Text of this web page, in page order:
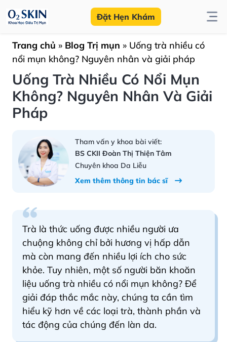
Đặt Hẹn Khám
Trang chủ » Blog Trị mụn » Uống trà nhiều có
nổi mụn không? Nguyên nhân và giải pháp
Uống Trà Nhiều Có Nổi Mụn
Không? Nguyên Nhân Và Giải
Pháp
Tham vấn y khoa bài viết:
BS CKII Đoàn Thị Thiện Tâm
Chuyên khoa Da Liễu
Xem thêm thông tin bác sĩ
Trà là thức uống được nhiều người ưa
chuộng không chỉ bởi hương vị hấp dẫn
mà còn mang đến nhiều lợi ích cho sức
khỏe. Tuy nhiên, một số người băn khoăn
liệu uống trà nhiều có nổi mụn không? Để
giải đáp thắc mắc này, chúng ta cần tìm
hiểu kỹ hơn về các loại trà, thành phần và
tác động của chúng đến làn da.